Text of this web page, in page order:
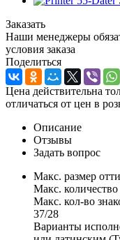
Заказать
Наши менеджеры
условия заказа
Поделиться
Цена действительна
отличаться от цен в
Описание
Отзывы
Задать вопрос
Макс. размер
Макс. количество
Макс. кол-во
37/28
Варианты